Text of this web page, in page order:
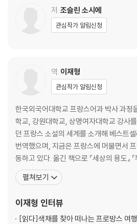
이루어질 수 없는 사랑의 컬렉션 La
s 176
두 개의 무덤 Les deux sepultures 219
새들이 비처럼 내린다 Il pleuvait des
저 조슬린 소시에
관심작가 알림신청
역 이재형
관심작가 알림신청
한국외국어대학교 프랑스어과 박사 과정
학교, 강원대학교, 상명여자대학교 강사
던 프랑스 소설의 세계를 소개해 베스트
번역했으며, 지금은 프랑스에 머물면서
동하고 있다. 옮긴 책으로 『세상의 용도』
일기』 『걷기, 두 발로 사유하는 철학』 『꾸
의 사랑 여행』 『마르셀의 여름 1, 2』 『사막
바타유의 눈 이야기』 『레이스 뜨는
펼쳐보기
이재형 인터뷰
[읽다]색채를 찾아 떠나는 프로방스 여행